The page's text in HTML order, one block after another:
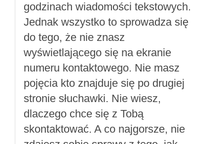
godzinach wiadomości tekstowych.
Jednak wszystko to sprowadza się
do tego, że nie znasz
wyświetlającego się na ekranie
numeru kontaktowego. Nie masz
pojęcia kto znajduje się po drugiej
stronie słuchawki. Nie wiesz,
dlaczego chce się z Tobą
skontaktować. A co najgorsze, nie